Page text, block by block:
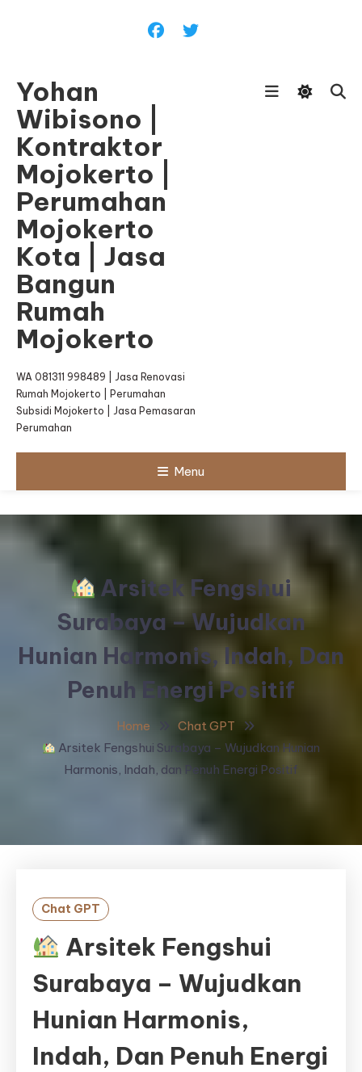
Yohan
Wibisono |
Kontraktor
Mojokerto |
Perumahan
Mojokerto
Kota | Jasa
Bangun
Rumah
Mojokerto
WA 081311 998489 | Jasa Renovasi
Rumah Mojokerto | Perumahan
Subsidi Mojokerto | Jasa Pemasaran
Perumahan
Menu
Arsitek Fengshui
Surabaya – Wujudkan
Hunian Harmonis, Indah, Dan
Penuh Energi Positif
Home
Chat GPT
Arsitek Fengshui Surabaya – Wujudkan Hunian
Harmonis, Indah, dan Penuh Energi Positif
Chat GPT
Arsitek Fengshui
Surabaya – Wujudkan
Hunian Harmonis,
Indah, Dan Penuh Energi